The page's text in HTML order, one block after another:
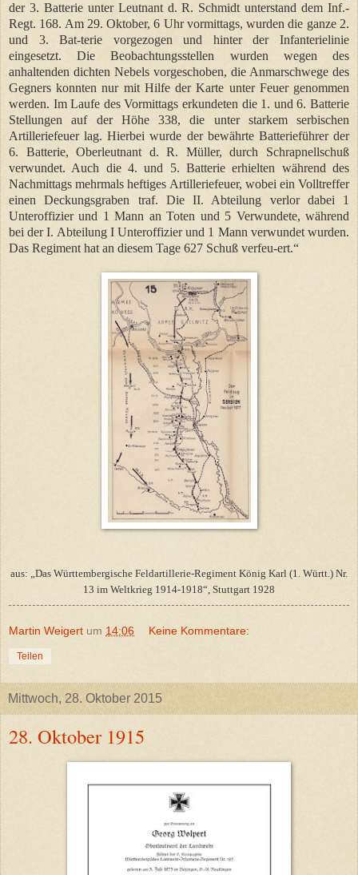
der 3. Batterie unter Leutnant d. R. Schmidt unterstand dem Inf.-
Regt. 168. Am 29. Oktober, 6 Uhr vormittags, wurden die ganze 2.
und 3. Bat-terie vorgezogen und hinter der Infanterielinie
eingesetzt. Die Beobachtungsstellen wurden wegen des
anhaltenden dichten Nebels vorgeschoben, die Anmarschwege des
Gegners konnten nur mit Hilfe der Karte unter Feuer genommen
werden. Im Laufe des Vormittags erkundeten die 1. und 6. Batterie
Stellungen auf der Höhe 338, die unter starkem serbischen
Artilleriefeuer lag. Hierbei wurde der bewährte Batterieführer der
6. Batterie, Oberleutnant d. R. Müller, durch Schrapnellschuß
verwundet. Auch die 4. und 5. Batterie erhielten während des
Nachmittags mehrmals heftiges Artilleriefeuer, wobei ein Volltreffer
einen Deckungsgraben traf. Die II. Abteilung verlor dabei 1
Unteroffizier und 1 Mann an Toten und 5 Verwundete, während
bei der I. Abteilung I Unteroffizier und 1 Mann verwundet wurden.
Das Regiment hat an diesem Tage 627 Schuß verfeu-ert.“
aus: „Das Württembergische Feldartillerie-Regiment König Karl (1. Württ.) Nr.
13 im Weltkrieg 1914-1918“, Stuttgart 1928
Martin Weigert um 14:06 Keine Kommentare:
Teilen
Mittwoch, 28. Oktober 2015
28. Oktober 1915